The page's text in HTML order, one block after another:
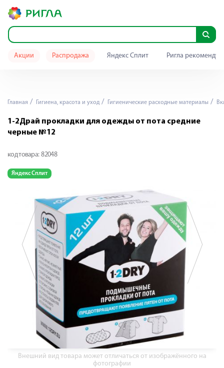
Акции Распродажа Яндекс Сплит Ригла
Главная Гигиена, красота и уход Гигиенические расходные материалы
1-2Драй прокладки для одежды от пота средние
черные №12
код товара: 82048
Яндекс Сплит
Внешний вид товара может отличаться от изображённого на
фотографии